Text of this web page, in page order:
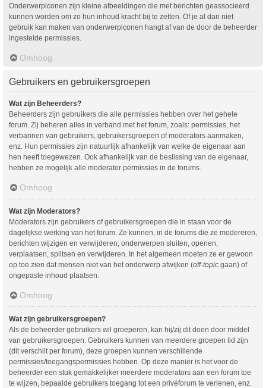
Onderwerpiconen zijn kleine afbeeldingen die met berichten geassocieerd
kunnen worden om zo hun inhoud kracht bij te zetten. Of je al dan niet
gebruik kan maken van onderwerpiconen hangt af van de door de beheerder
ingestelde permissies.
Omhoog
Gebruikers en gebruikersgroepen
Wat zijn Beheerders?
Beheerders zijn gebruikers die alle permissies hebben over het gehele
forum. Zij beheren alles in verband met het forum, zoals: permissies, het
verbannen van gebruikers, gebruikersgroepen of moderators aanmaken,
enz. Hun permissies zijn natuurlijk afhankelijk van welke de eigenaar aan
hen heeft toegewezen. Ook afhankelijk van de beslissing van de eigenaar,
hebben ze mogelijk alle moderator permissies in de forums.
Omhoog
Wat zijn Moderators?
Moderators zijn gebruikers of gebruikersgroepen die in staan voor de
dagelijkse werking van het forum. Ze kunnen, in de forums die ze modereren,
berichten wijzigen en verwijderen; onderwerpen sluiten, openen,
verplaatsen, splitsen en verwijderen. In het algemeen moeten ze er gewoon
op toe zien dat mensen niet van het onderwerp afwijken (off-topic gaan) of
ongepaste inhoud plaatsen.
Omhoog
Wat zijn gebruikersgroepen?
Als de beheerder gebruikers wil groeperen, kan hij/zij dit doen door middel
van gebruikersgroepen. Gebruikers kunnen van meerdere groepen lid zijn
(dit verschilt per forum), deze groepen kunnen verschillende
permissies/toegangspermissies hebben. Op deze manier is het voor de
beheerder een stuk gemakkelijker meerdere moderators aan een forum toe
te wijzen, bepaalde gebruikers toegang tot een privéforum te verlenen, enz.